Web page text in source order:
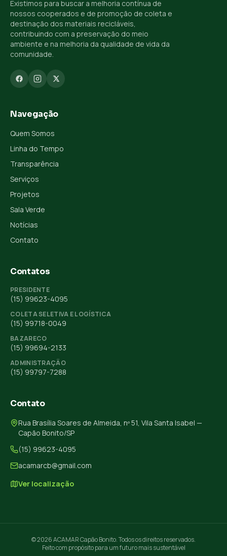
Existimos para buscar a melhoria contínua de
nossos cooperados e de promoção de coleta e
destinação dos materiais recicláveis,
contribuindo com a preservação do meio
ambiente e na melhoria da qualidade de vida da
comunidade.
Navegação
Quem Somos
Linha do Tempo
Transparência
Serviços
Projetos
Sala Verde
Notícias
Contato
Contatos
PRESIDENTE
(15) 99623-4095
COLETA SELETIVA E LOGÍSTICA
(15) 99718-0049
BAZARECO
(15) 99694-2133
ADMINISTRAÇÃO
(15) 99797-7288
Contato
Rua Brasília Soares de Almeida, nº 51, Vila Santa Isabel —
Capão Bonito/SP
(15) 99623-4095
acamarcb@gmail.com
Ver localização
© 2026 ACAMAR Capão Bonito. Todos os direitos reservados.
Feito com propósito para um futuro mais sustentável